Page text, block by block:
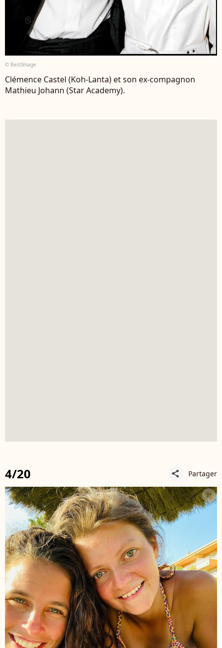
© BestImage
Clémence Castel (Koh-Lanta) et son ex-compagnon
Mathieu Johann (Star Academy).
4/20 share Partager